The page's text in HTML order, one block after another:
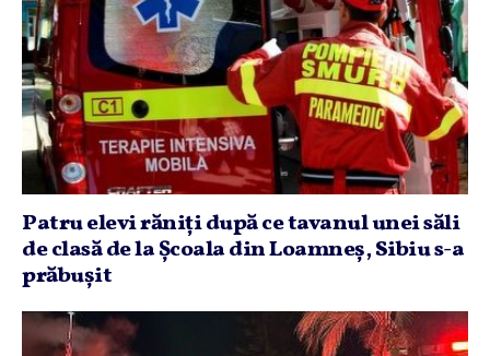
Patru elevi răniţi după ce tavanul unei săli
de clasă de la Şcoala din Loamneş, Sibiu s-a
prăbuşit